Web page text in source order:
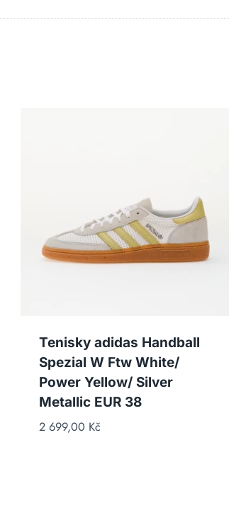
Tenisky adidas Handball
Spezial W Ftw White/
Power Yellow/ Silver
Metallic EUR 38
2 699,00 Kč